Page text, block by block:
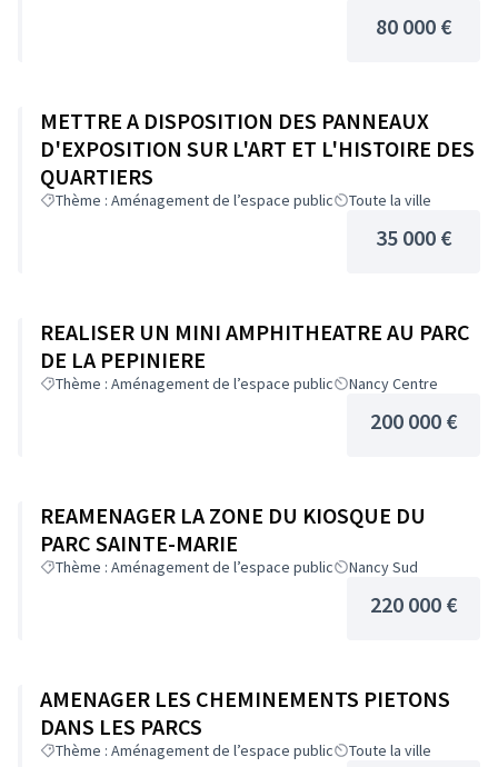
80 000 €
METTRE A DISPOSITION DES PANNEAUX
D'EXPOSITION SUR L'ART ET L'HISTOIRE DES
QUARTIERS
Thème : Aménagement de l’espace public Toute la ville
35 000 €
REALISER UN MINI AMPHITHEATRE AU PARC
DE LA PEPINIERE
Thème : Aménagement de l’espace public Nancy Centre
200 000 €
REAMENAGER LA ZONE DU KIOSQUE DU
PARC SAINTE-MARIE
Thème : Aménagement de l’espace public Nancy Sud
220 000 €
AMENAGER LES CHEMINEMENTS PIETONS
DANS LES PARCS
Thème : Aménagement de l’espace public Toute la ville